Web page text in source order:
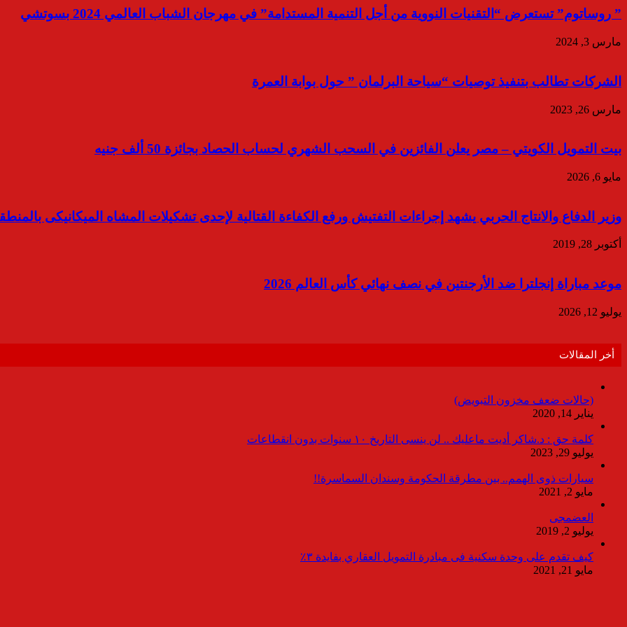
” روساتوم” تستعرض “التقنيات النووية من أجل التنمية المستدامة” في مهرجان الشباب العالمي 2024 بسوتشي
مارس 3, 2024
الشركات تطالب بتنفيذ توصيات “سياحة البرلمان ” حول بوابة العمرة
مارس 26, 2023
بيت التمويل الكويتي – مصر يعلن الفائزين في السحب الشهري لحساب الحصاد بجائزة 50 ألف جنيه
مايو 6, 2026
وزير الدفاع والانتاج الحربي يشهد إجراءات التفتيش ورفع الكفاءة القتالية لإحدى تشكيلات المشاه الميكانيكى
أكتوبر 28, 2019
موعد مباراة إنجلترا ضد الأرجنتين في نصف نهائي كأس العالم 2026
يوليو 12, 2026
أخر المقالات
(حالات ضعف مخزون التبويض)
يناير 14, 2020
كلمة حق : د.شاكر أديت ماعليك .. لن ينسى التاريخ ١٠ سنوات بدون انقطاعات
يوليو 29, 2023
سيارات ذوى الهمم.. بين مطرقة الحكومة وسندان السماسرة!!
مايو 2, 2021
العضمجى
يوليو 2, 2019
كيف تقدم على وحدة سكنية فى مبادرة التمويل العقاري بفايدة ٣٪
مايو 21, 2021